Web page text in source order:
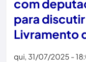
com
para
Livramento
qui, 31/07/2025 -